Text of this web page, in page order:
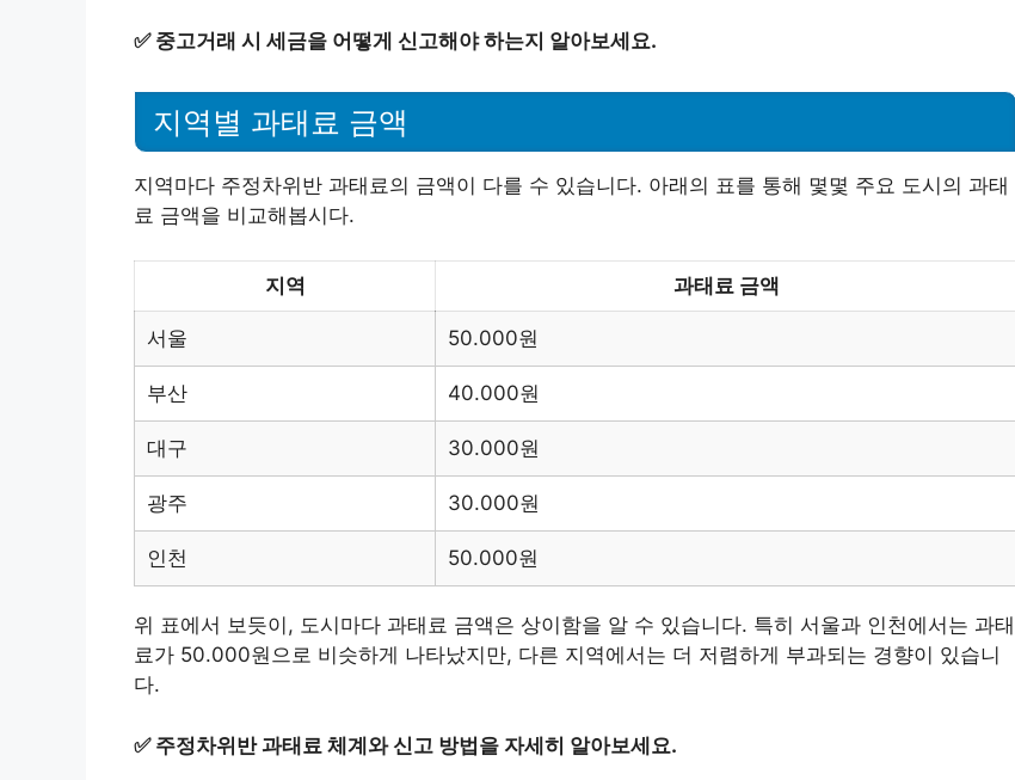
✅ 중고거래 시 세금을 어떻게 신고해야 하는지 알아보세요.
지역별 과태료 금액
지역마다 주정차위반 과태료의 금액이 다를 수 있습니다. 아래의 표를 통해 몇몇 주요 도시의 과태
료 금액을 비교해봅시다.
지역 과태료 금액
서울 50.000원
부산 40.000원
대구 30.000원
광주 30.000원
인천 50.000원
위 표에서 보듯이, 도시마다 과태료 금액은 상이함을 알 수 있습니다. 특히 서울과 인천에서는 과태
료가 50.000원으로 비슷하게 나타났지만, 다른 지역에서는 더 저렴하게 부과되는 경향이 있습니
다.
✅ 주정차위반 과태료 체계와 신고 방법을 자세히 알아보세요.